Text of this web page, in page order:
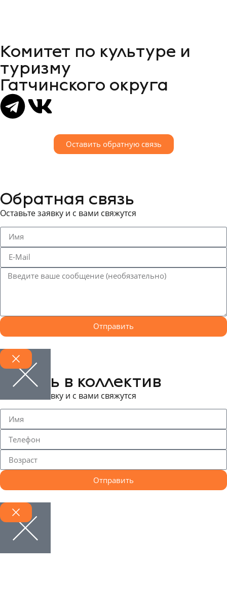
Комитет по культуре и
туризму
Гатчинского округа
Оставить обратную связь
Обратная связь
Оставьте заявку и с вами свяжутся
Отправить
Запись в коллектив
Оставьте заявку и с вами свяжутся
Отправить